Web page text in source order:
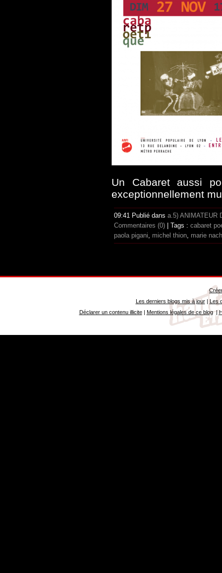
Un Cabaret aussi
exceptionnellement
09:41 Publié dans a.5) ANIMATEUR
Commentaires (0) | Tags : cabaret
paola pigani, michel thion, marie
Les derniers blogs mis à jour| Les
Déclarer un contenu illicite| Mentions légales de ce blog|